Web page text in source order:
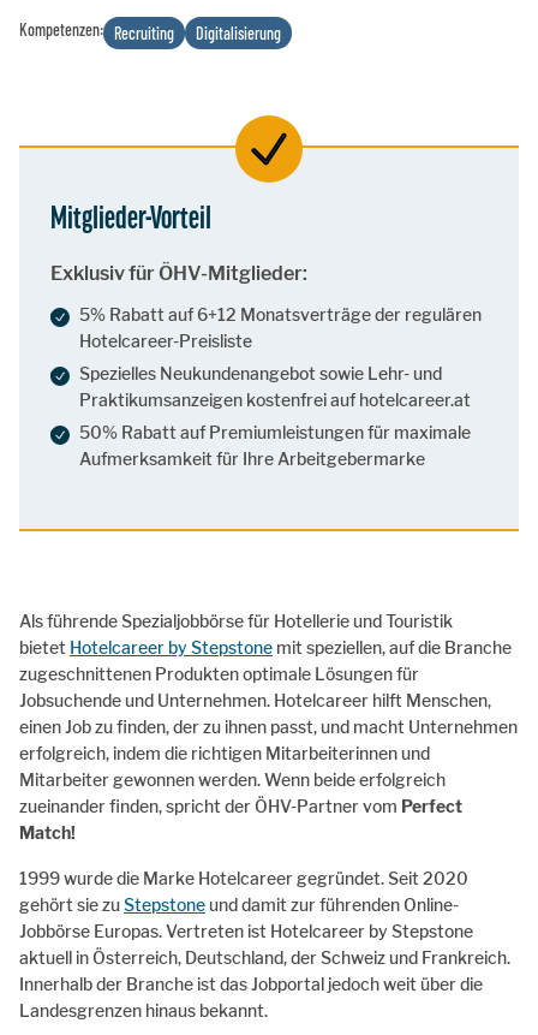
Kompetenzen: Recruiting Digitalisierung
Mitglieder-Vorteil
Exklusiv für ÖHV-Mitglieder:
5% Rabatt auf 6+12 Monatsverträge der regulären
Hotelcareer-Preisliste
Spezielles Neukundenangebot sowie Lehr- und
Praktikumsanzeigen kostenfrei auf hotelcareer.at
50% Rabatt auf Premiumleistungen für maximale
Aufmerksamkeit für Ihre Arbeitgebermarke
Als führende Spezialjobbörse für Hotellerie und Touristik
bietet Hotelcareer by Stepstone mit speziellen, auf die Branche
zugeschnittenen Produkten optimale Lösungen für
Jobsuchende und Unternehmen. Hotelcareer hilft Menschen,
einen Job zu finden, der zu ihnen passt, und macht Unternehmen
erfolgreich, indem die richtigen Mitarbeiterinnen und
Mitarbeiter gewonnen werden. Wenn beide erfolgreich
zueinander finden, spricht der ÖHV-Partner vom Perfect
Match!
1999 wurde die Marke Hotelcareer gegründet. Seit 2020
gehört sie zuStepstone und damit zur führenden Online-
Jobbörse Europas. Vertreten ist Hotelcareer by Stepstone
aktuell in Österreich, Deutschland, der Schweiz und Frankreich.
Innerhalb der Branche ist das Jobportal jedoch weit über die
Landesgrenzen hinaus bekannt.